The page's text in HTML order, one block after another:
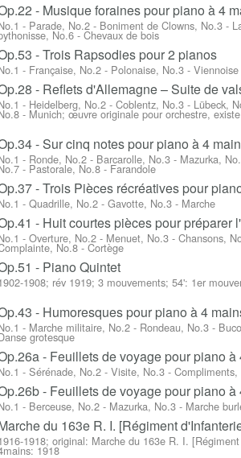
- Musique foraines pour piano à 4
- Parade, No.2 - Boniment de Clowns, No.3 -
No.6 - Chevaux de bois
- Trois Rapsodies pour 2 pianos
- Française, No.2 - Polonaise, No.3 - Viennoise
- Reflets d'Allemagne – Suite de
- Heidelberg, No.2 - Coblentz, No.3 - Lübeck,
- Munich; œuvre originale pour orchestre,
- Sur cinq notes pour piano à 4
- Ronde, No.2 - Barcarolle, No.3 - Mazurka,
- Pastorale, No.8 - Farandole
- Trois Pièces récréatives pour
- Quadrille, No.2 - Gavotte, No.3 - Marche
- Huit courtes pièces pour
- Overture, No.2 - Menuet, No.3 - Chansons,
No.8 - Cortège
- Piano Quintet
1908; rév 1919; 3 mouvements; 54': 1er
- Humoresques pour piano à 4
- Marche militaire, No.2 - Rondeau, No.3 -
grotesque
- Feuillets de voyage pour piano
- Sérénade, No.2 - Visite, No.3 -
- Feuillets de voyage pour piano
- Berceuse, No.2 - Mazurka, No.3 - Marche
du 163e R. I. [Régiment
1918; original: Marche du 163e R. I.
1918